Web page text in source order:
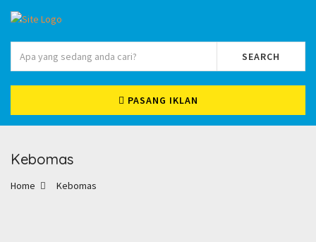
SEARCH
PASANG IKLAN
Kebomas
Home Kebomas